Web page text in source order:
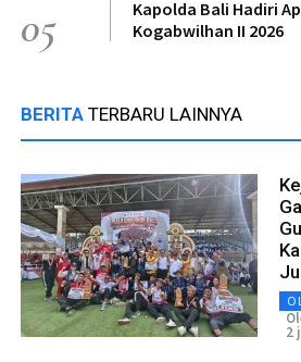
05
Kapolda Bali Hadiri
Kogabwilhan II 2026
BERITA TERBARU LAINNYA
2